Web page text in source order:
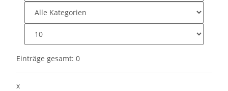
Einträge gesamt: 0
x